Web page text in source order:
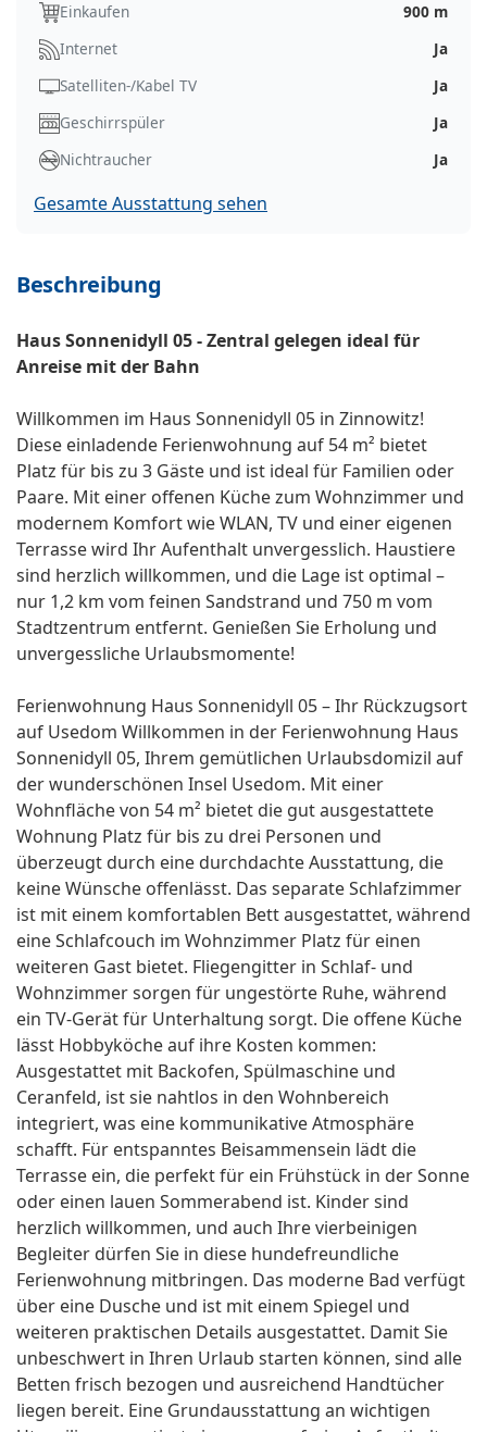
Einkaufen
900 m
Internet
Ja
Satelliten-/Kabel TV
Ja
Geschirrspüler
Ja
Nichtraucher
Ja
Gesamte Ausstattung sehen
Beschreibung
Haus Sonnenidyll 05 - Zentral gelegen ideal für
Anreise mit der Bahn
Willkommen im Haus Sonnenidyll 05 in Zinnowitz!
Diese einladende Ferienwohnung auf 54 m² bietet
Platz für bis zu 3 Gäste und ist ideal für Familien oder
Paare. Mit einer offenen Küche zum Wohnzimmer und
modernem Komfort wie WLAN, TV und einer eigenen
Terrasse wird Ihr Aufenthalt unvergesslich. Haustiere
sind herzlich willkommen, und die Lage ist optimal –
nur 1,2 km vom feinen Sandstrand und 750 m vom
Stadtzentrum entfernt. Genießen Sie Erholung und
unvergessliche Urlaubsmomente!
Ferienwohnung Haus Sonnenidyll 05 – Ihr Rückzugsort
auf Usedom Willkommen in der Ferienwohnung Haus
Sonnenidyll 05, Ihrem gemütlichen Urlaubsdomizil auf
der wunderschönen Insel Usedom. Mit einer
Wohnfläche von 54 m² bietet die gut ausgestattete
Wohnung Platz für bis zu drei Personen und
überzeugt durch eine durchdachte Ausstattung, die
keine Wünsche offenlässt. Das separate Schlafzimmer
ist mit einem komfortablen Bett ausgestattet, während
eine Schlafcouch im Wohnzimmer Platz für einen
weiteren Gast bietet. Fliegengitter in Schlaf- und
Wohnzimmer sorgen für ungestörte Ruhe, während
ein TV-Gerät für Unterhaltung sorgt. Die offene Küche
lässt Hobbyköche auf ihre Kosten kommen:
Ausgestattet mit Backofen, Spülmaschine und
Ceranfeld, ist sie nahtlos in den Wohnbereich
integriert, was eine kommunikative Atmosphäre
schafft. Für entspanntes Beisammensein lädt die
Terrasse ein, die perfekt für ein Frühstück in der Sonne
oder einen lauen Sommerabend ist. Kinder sind
herzlich willkommen, und auch Ihre vierbeinigen
Begleiter dürfen Sie in diese hundefreundliche
Ferienwohnung mitbringen. Das moderne Bad verfügt
über eine Dusche und ist mit einem Spiegel und
weiteren praktischen Details ausgestattet. Damit Sie
unbeschwert in Ihren Urlaub starten können, sind alle
Betten frisch bezogen und ausreichend Handtücher
liegen bereit. Eine Grundausstattung an wichtigen